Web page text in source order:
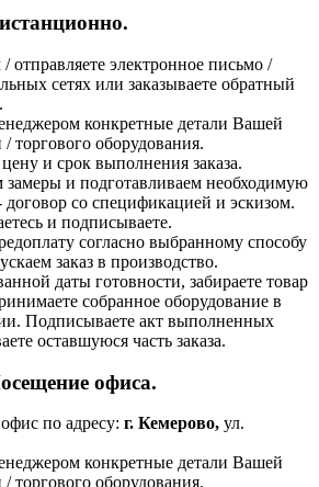
отправляете электронное письмо /
сетях или заказываете обратный
конкретные детали Вашей
торгового оборудования.
и срок выполнения заказа.
и подготавливаем необходимую
со спецификацией и эскизом.
и подписываете.
согласно выбранному способу
заказ в производство.
даты готовности, забираете товар
собранное оборудование в
Подписываете акт выполненных
оставшуюся часть заказа.
офиса.
по адресу: г. Кемерово, ул.
конкретные детали Вашей
торгового оборудования.